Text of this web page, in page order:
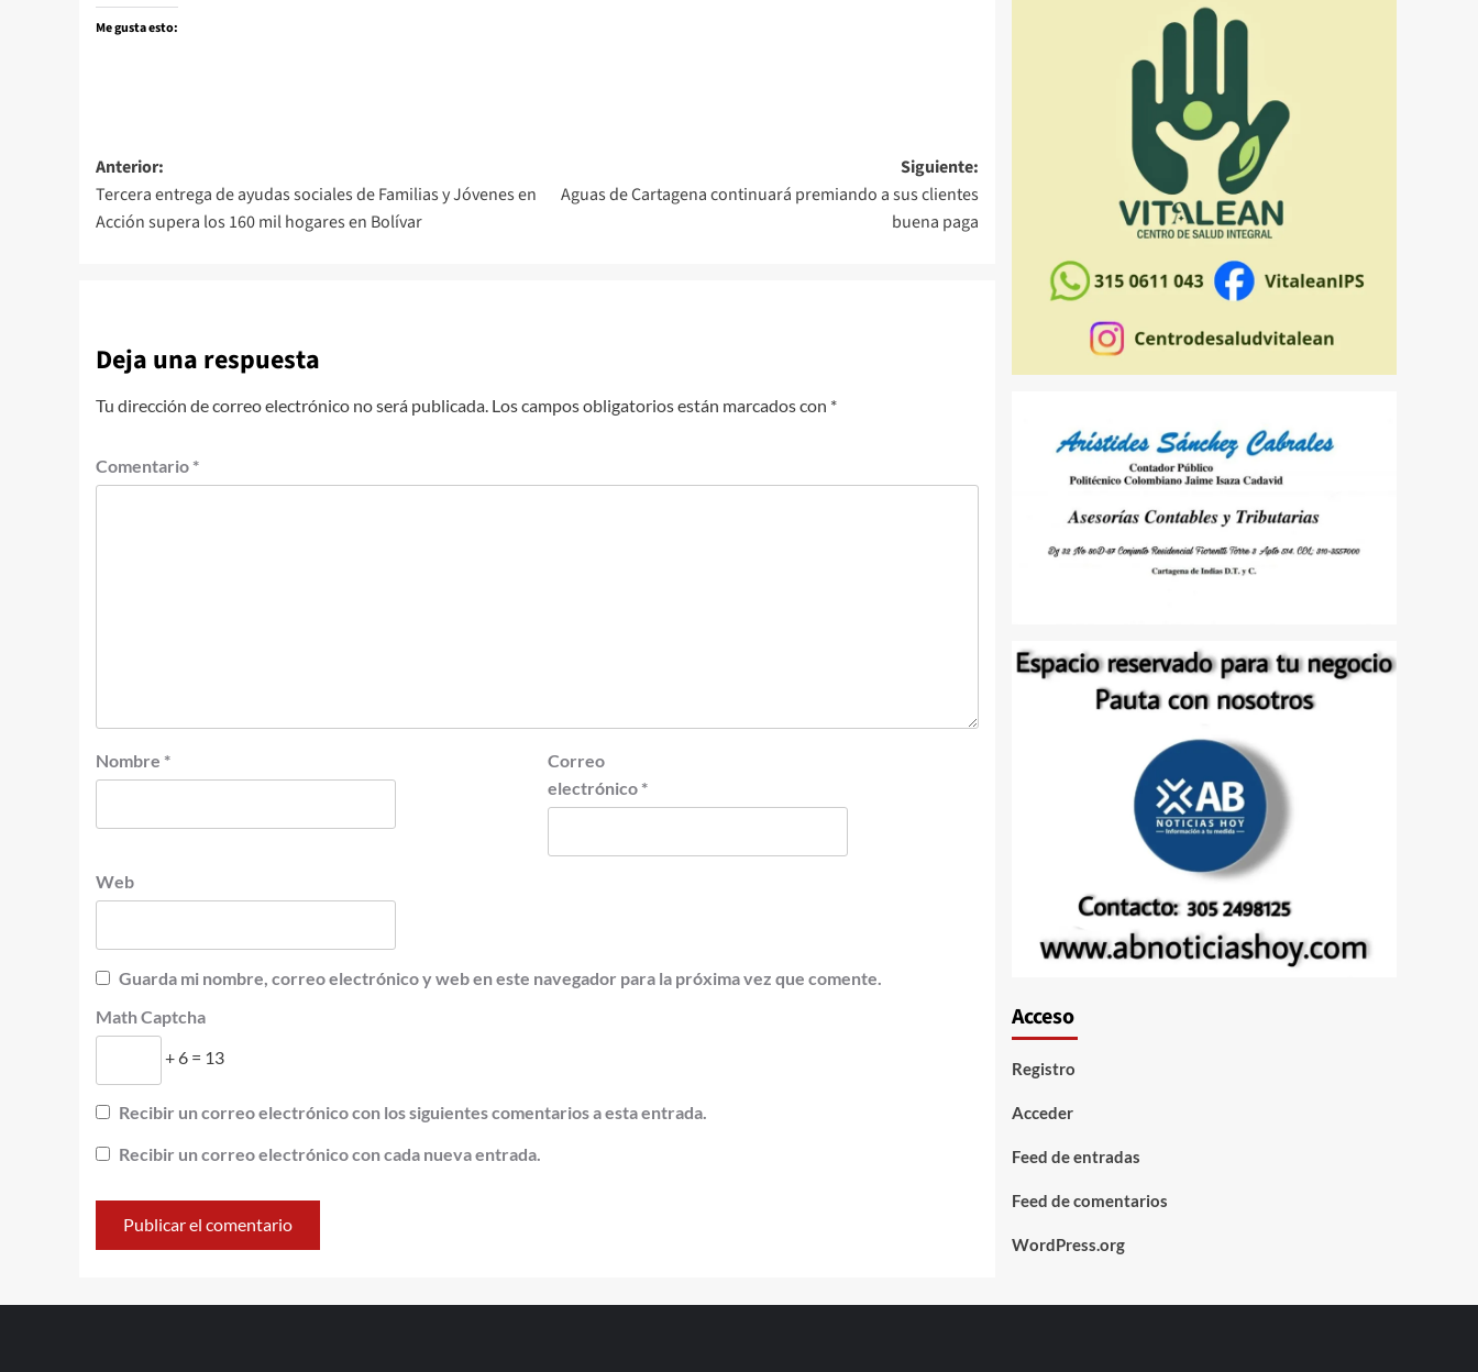
Me gusta esto:
Navegación
de
entradas
Anterior:
Tercera entrega de ayudas sociales de Familias y Jóvenes en
Acción supera los 160 mil hogares en Bolívar
Siguiente:
Aguas de Cartagena continuará premiando a sus clientes
buena paga
Deja una respuesta
Tu dirección de correo electrónico no será publicada. Los campos obligatorios están marcados con *
Comentario *
Nombre *
Correo
electrónico *
Web
Guarda mi nombre, correo electrónico y web en este navegador para la próxima vez que comente.
Math Captcha
+ 6 = 13
Recibir un correo electrónico con los siguientes comentarios a esta entrada.
Recibir un correo electrónico con cada nueva entrada.
Acceso
Registro
Acceder
Feed de entradas
Feed de comentarios
WordPress.org